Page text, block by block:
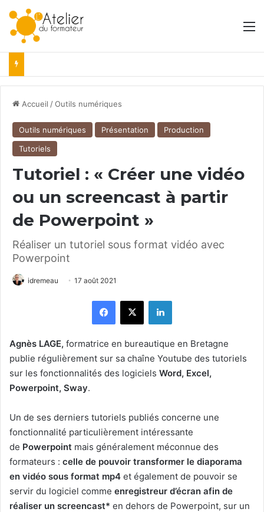
Accueil /Outils numériques
Outils numériques Présentation
Production
Tutoriels
Tutoriel : « Créer une vidéo
ou un screencast à partir
de Powerpoint »
Réaliser un tutoriel sous format vidéo avec
Powerpoint
idremeau 17 août 2021
Facebook
X Linkedin
Agnès LAGE, formatrice en bureautique en Bretagne
publie régulièrement sur sa chaîne Youtube des tutoriels
sur les fonctionnalités des logiciels Word, Excel,
Powerpoint, Sway.
Un de ses derniers tutoriels publiés concerne une
fonctionnalité particulièrement intéressante
de Powerpoint mais généralement méconnue des
formateurs : celle de pouvoir transformer le diaporama
en vidéo sous format mp4 et également de pouvoir se
servir du logiciel comme enregistreur d’écran afin de
réaliser un screencast* en dehors de Powerpoint, sur un